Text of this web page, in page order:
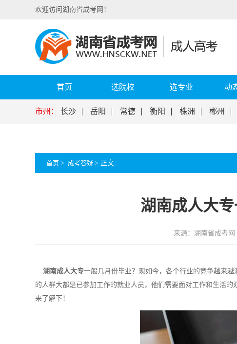
欢迎访问湖南省成考网！
首页 选院校 选专业 动
市州： 长沙 岳阳 常德 衡阳 株洲 郴州
首页 > 成考答疑 > 正文
湖南成人大专
来源：湖南省成考网
湖南成人大专一般几月份毕业？现如今，各个行业的竞争越来
的人群大都是已参加工作的就业人员，他们需要面对工作和生活
来了解下！